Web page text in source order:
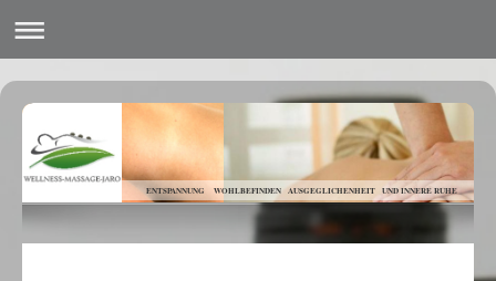
ENTSPANNUNG WOHLBEFINDEN AUSGEGLICHENHEIT UND INNERE RUHE